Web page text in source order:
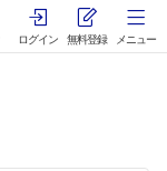
ログイン 無料登録 メニュー